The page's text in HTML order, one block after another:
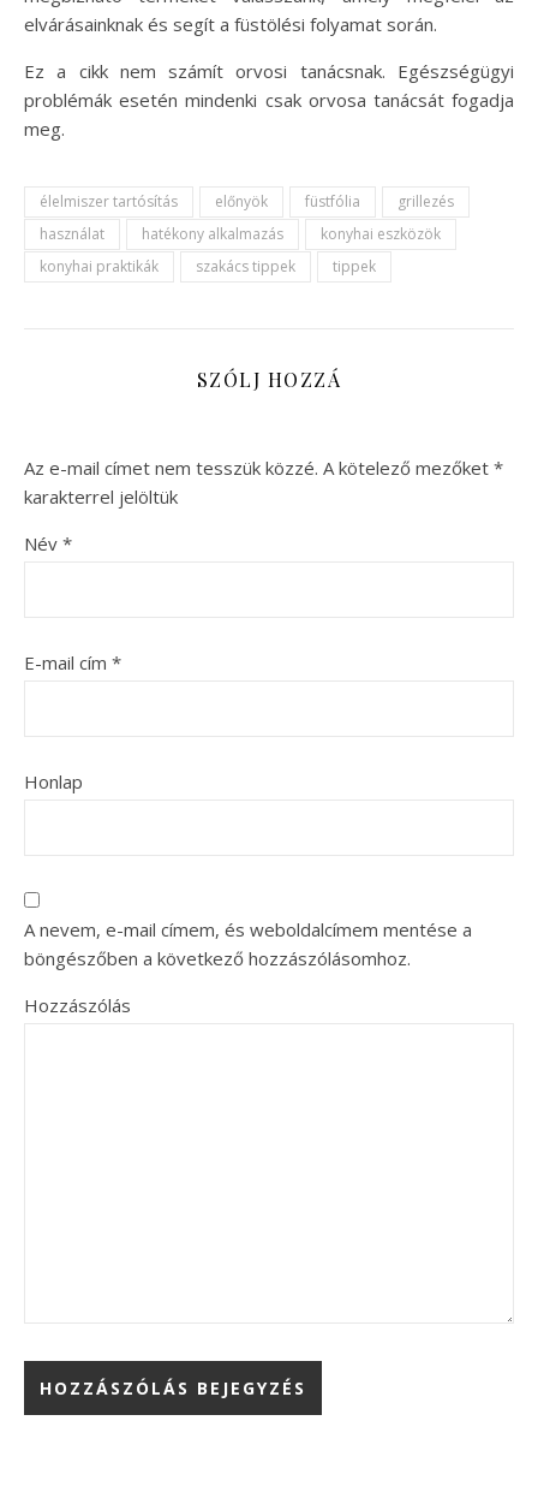
elvárásainknak és segít a füstölési folyamat során.
Ez a cikk nem számít orvosi tanácsnak. Egészségügyi
problémák esetén mindenki csak orvosa tanácsát fogadja
meg.
élelmiszer tartósítás előnyök füstfólia
grillezés
használat
hatékony alkalmazás
konyhai eszközök
konyhai praktikák
szakács tippek tippek
SZÓLJ HOZZÁ
Az e-mail címet nem tesszük közzé. A kötelező mezőket *
karakterrel jelöltük
Név *
E-mail cím *
Honlap
A nevem, e-mail címem, és weboldalcímem mentése a
böngészőben a következő hozzászólásomhoz.
Hozzászólás